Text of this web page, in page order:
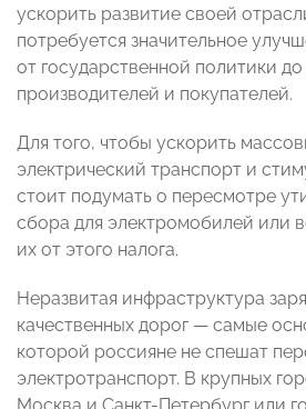
ускорить развитие своей
потребуется значительное
от государственной политики до
производителей и покупателей.
Для того, чтобы ускорить
электрический транспорт и
стоит подумать о пересмотре
сбора для электромобилей или
их от этого налога.
Неразвитая инфраструктура
качественных дорог — самые
которой россияне не спешат
электротранспорт. В крупных